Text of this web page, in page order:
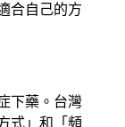
合自己的方
下藥。台灣
式」和「頻